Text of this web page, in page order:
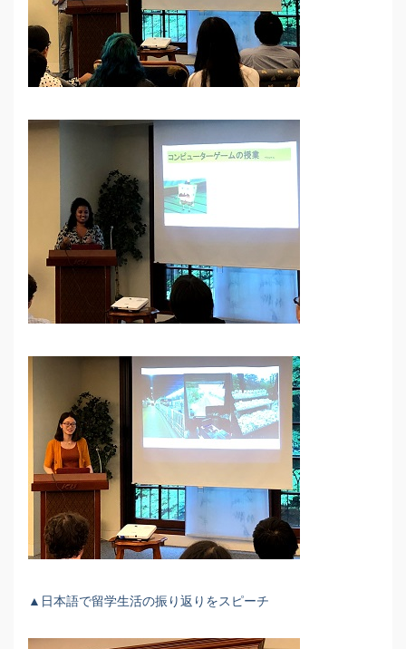
▲日本語で留学生活の振り返りをスピーチ